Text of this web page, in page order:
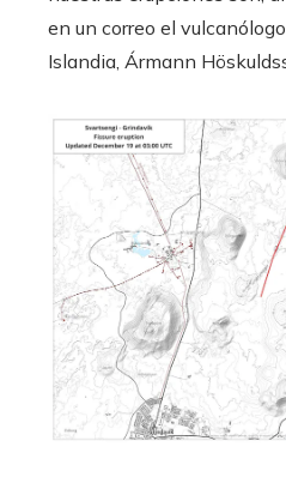
en un correo el
Islandia, Ármann